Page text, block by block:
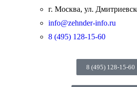
г. Москва, ул.
info@zehnder-info.ru
8 (495) 128-15-60
8 (495) 128-15-60